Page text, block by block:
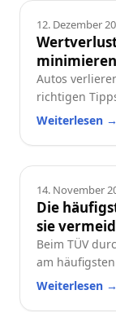
Ratgeber
12. Dezember
Autos
richtigen
reduzieren.
wertstabil
Weiterlesen →
Ratgeber
14. November
Die
sie
Beim TÜV
am
praktische
Weiterlesen →